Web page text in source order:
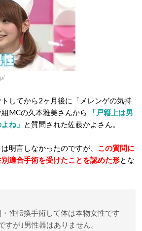
してから2ヶ月後に「メレンゲの気持
MCの久本雅美さんから
「戸籍上は男
ね」 と質問された佐藤かよさん。
明言しなかったのですが、 この質問に
適合手術を受けたことを認めた形とな
性転換手術して体は本物女性です
すが｣男性器はありません。